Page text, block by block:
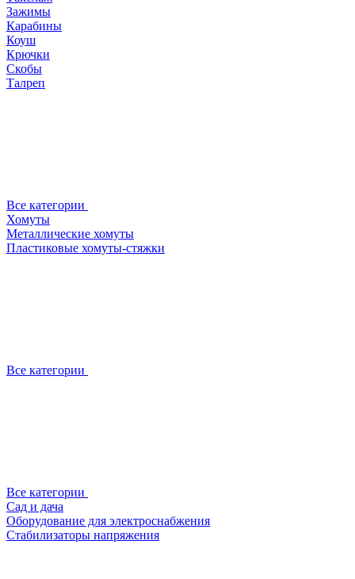
Зажимы
Карабины
Коуш
Крючки
Скобы
Талреп
Все категории
Хомуты
Металлические хомуты
Пластиковые хомуты-стяжки
Все категории
Все категории
Сад и дача
Оборудование для электроснабжения
Стабилизаторы напряжения